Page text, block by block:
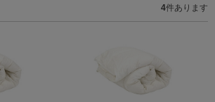
4件あります